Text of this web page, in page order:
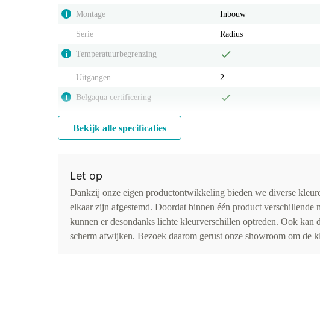
i Montage Inbouw
Serie Radius
i Temperatuurbegrenzing
Uitgangen 2
i Belgaqua certificering
Bekijk alle specificaties
Let op
Dankzij onze eigen productontwikkeling bieden we diverse
elkaar zijn afgestemd. Doordat binnen één product verschillende
kunnen er desondanks lichte kleurverschillen optreden. Ook kan
scherm afwijken. Bezoek daarom gerust onze showroom om de